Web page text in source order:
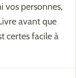
vos personnes,
avant que
certes facile à